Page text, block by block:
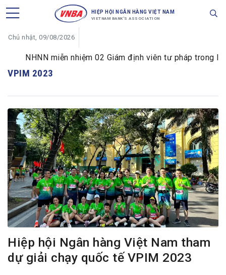
HIỆP HỘI NGÂN HÀNG VIỆT NAM
VIETNAM BANK'S ASSOCIATION
Chủ nhật, 09/08/2026
NHNN miễn nhiệm 02 Giám định viên tư pháp trong
VPIM 2023
Hiệp hội Ngân hàng Việt Nam tham
dự giải chạy quốc tế VPIM 2023